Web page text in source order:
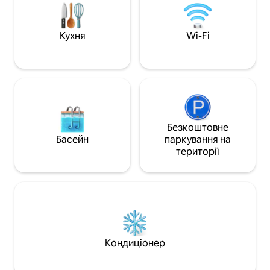
краєвидами.
хочете ви
сонця, чи
спокійний
Кухня Wi-Fi
Басейн
Безкоштовне
паркування на
території
Кондиціонер